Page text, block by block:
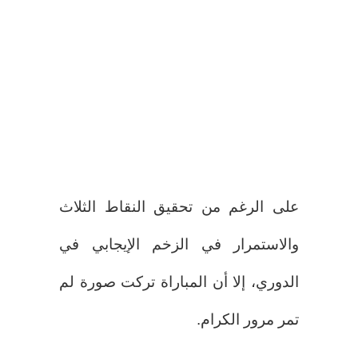
على الرغم من تحقيق النقاط الثلاث
والاستمرار في الزخم الإيجابي في
الدوري، إلا أن المباراة تركت صورة لم
تمر مرور الكرام.